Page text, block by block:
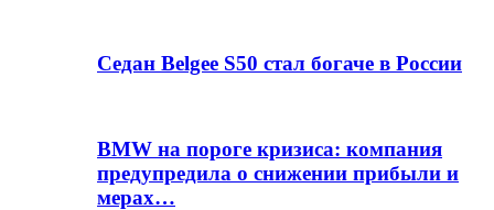
Седан Belgee S50 стал богаче в России
BMW на пороге кризиса: компания
предупредила о снижении прибыли и
мерах…